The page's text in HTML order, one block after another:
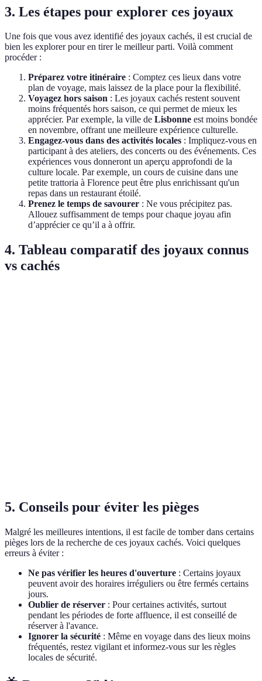
3. Les étapes pour explorer ces joyaux
Une fois que vous avez identifié des joyaux cachés, il est crucial de
bien les explorer pour en tirer le meilleur parti. Voilà comment
procéder :
Préparez votre itinéraire : Comptez ces lieux dans votre
plan de voyage, mais laissez de la place pour la flexibilité.
Voyagez hors saison : Les joyaux cachés restent souvent
moins fréquentés hors saison, ce qui permet de mieux les
apprécier. Par exemple, la ville de Lisbonne est moins bondée
en novembre, offrant une meilleure expérience culturelle.
Engagez-vous dans des activités locales : Impliquez-vous en
participant à des ateliers, des concerts ou des événements. Ces
expériences vous donneront un aperçu approfondi de la
culture locale. Par exemple, un cours de cuisine dans une
petite trattoria à Florence peut être plus enrichissant qu'un
repas dans un restaurant étoilé.
Prenez le temps de savourer : Ne vous précipitez pas.
Allouez suffisamment de temps pour chaque joyau afin
d’apprécier ce qu’il a à offrir.
4. Tableau comparatif des joyaux connus
vs cachés
5. Conseils pour éviter les pièges
Malgré les meilleures intentions, il est facile de tomber dans certains
pièges lors de la recherche de ces joyaux cachés. Voici quelques
erreurs à éviter :
Ne pas vérifier les heures d'ouverture : Certains joyaux
peuvent avoir des horaires irréguliers ou être fermés certains
jours.
Oublier de réserver : Pour certaines activités, surtout
pendant les périodes de forte affluence, il est conseillé de
réserver à l'avance.
Ignorer la sécurité : Même en voyage dans des lieux moins
fréquentés, restez vigilant et informez-vous sur les règles
locales de sécurité.